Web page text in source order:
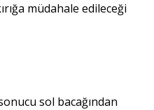
müdahale edileceği
sol bacağından